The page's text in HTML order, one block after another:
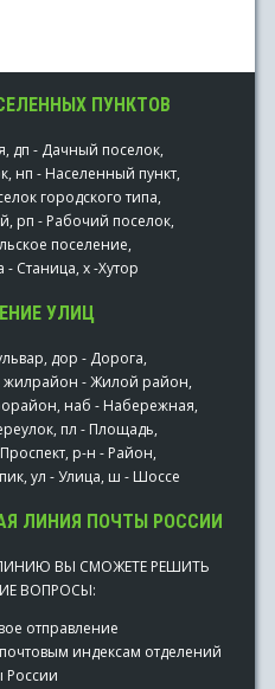
ПУНКТОВ
дп - Дачный поселок,
нп - Населенный пункт,
городского типа,
рп - Рабочий поселок,
поселение,
- Станица, х -Хутор
УЛИЦ
дор - Дорога,
- Жилой район,
наб - Набережная,
пл - Площадь,
р-н - Район,
ул - Улица, ш - Шоссе
ЛИНИЯ ПОЧТЫ РОССИИ
ВЫ СМОЖЕТЕ РЕШИТЬ
ВОПРОСЫ:
отправление
индексам отделений
России